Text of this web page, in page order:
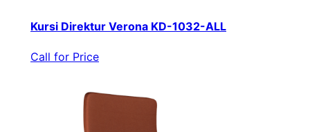
Kursi Direktur Verona KD-1032-ALL
Call for Price